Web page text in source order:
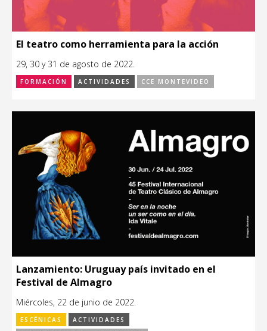
El teatro como herramienta para la acción
29, 30 y 31 de agosto de 2022.
FORMACIÓN ACTIVIDADES CCE MONTEVIDEO
Lanzamiento: Uruguay país invitado en el
Festival de Almagro
Miércoles, 22 de junio de 2022.
ESCÉNICAS
ACTIVIDADES